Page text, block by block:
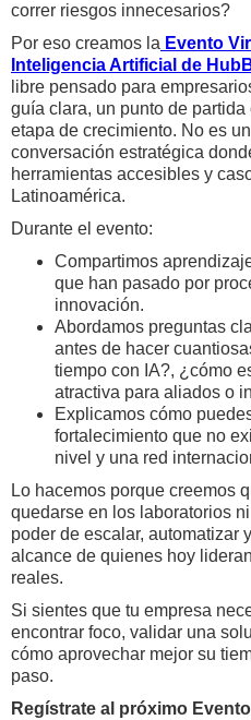
correr riesgos innecesarios?
Por eso creamos la Evento
Inteligencia Artificial de
libre pensado para
guía clara, un punto de
etapa de crecimiento. No es
conversación estratégica
herramientas accesibles y
Latinoamérica.
Durante el evento:
Compartimos
que han pasado por
innovación.
Abordamos preguntas
antes de hacer
tiempo con IA?, ¿cómo
atractiva para aliados o
Explicamos cómo
fortalecimiento que no
nivel y una red
Lo hacemos porque creemos
quedarse en los laboratorios
poder de escalar, automatizar
alcance de quienes hoy
reales.
Si sientes que tu empresa
encontrar foco, validar una
cómo aprovechar mejor su
paso.
Regístrate al próximo